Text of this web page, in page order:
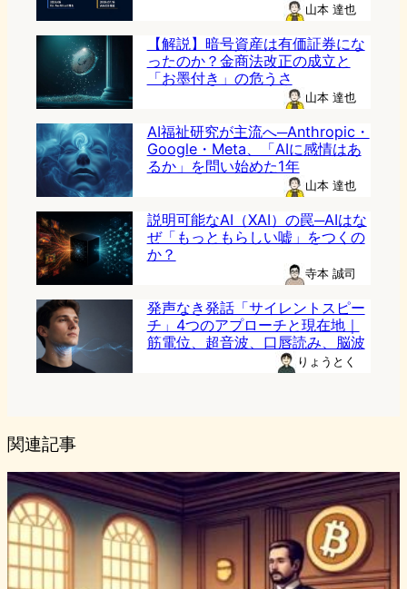
山本 達也
【解説】暗号資産は有価証券にな
ったのか？金商法改正の成立と
「お墨付き」の危うさ
山本 達也
AI福祉研究が主流へ─Anthropic・
Google・Meta、「AIに感情はあ
るか」を問い始めた1年
山本 達也
説明可能なAI（XAI）の罠─AIはな
ぜ「もっともらしい嘘」をつくの
か？
寺本 誠司
発声なき発話「サイレントスピー
チ」4つのアプローチと現在地｜
筋電位、超音波、口唇読み、脳波
りょうとく
関連記事